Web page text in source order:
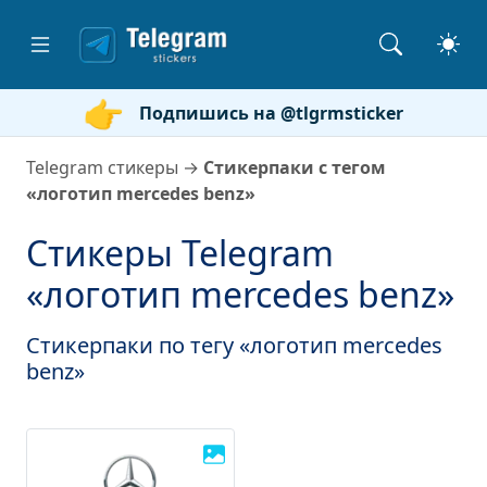
Подпишись на @tlgrmsticker
Telegram стикеры → Стикерпаки с тегом
«логотип mercedes benz»
Стикеры Telegram
«логотип mercedes benz»
Стикерпаки по тегу «логотип mercedes
benz»